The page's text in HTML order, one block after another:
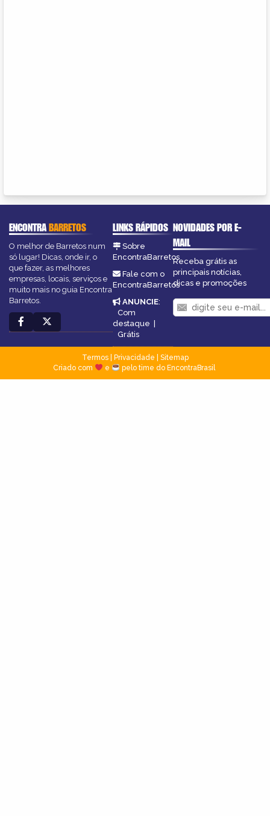
ENCONTRABARRETOS
O melhor de Barretos num
só lugar! Dicas, onde ir, o
que fazer, as melhores
empresas, locais, serviços e
muito mais no guia Encontra
Barretos.
LINKS RÁPIDOS
Sobre
EncontraBarretos
Fale com o
EncontraBarretos
ANUNCIE:
Com
destaque |
Grátis
NOVIDADES POR E-
MAIL
Receba grátis as
principais notícias,
dicas e promoções
Termos| Privacidade
Sitemap
Criado com
e pelo time do EncontraBrasil